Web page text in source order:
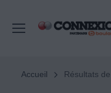
Accueil Résultats